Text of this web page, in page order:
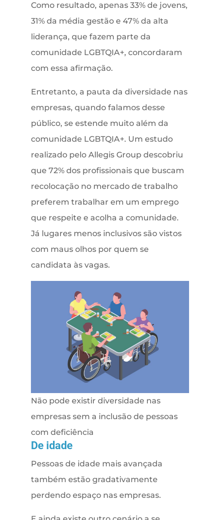
Como resultado, apenas 33% de jovens,
31% da média gestão e 47% da alta
liderança, que fazem parte da
comunidade LGBTQIA+, concordaram
com essa afirmação.
Entretanto, a pauta da diversidade nas
empresas, quando falamos desse
público, se estende muito além da
comunidade LGBTQIA+. Um estudo
realizado pelo Allegis Group descobriu
que 72% dos profissionais que buscam
recolocação no mercado de trabalho
preferem trabalhar em um emprego
que respeite e acolha a comunidade.
Já lugares menos inclusivos são vistos
com maus olhos por quem se
candidata às vagas.
Não pode existir diversidade nas
empresas sem a inclusão de pessoas
com deficiência
De idade
Pessoas de idade mais avançada
também estão gradativamente
perdendo espaço nas empresas.